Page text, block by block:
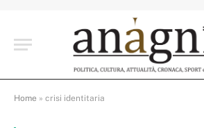
Home » crisi identitaria